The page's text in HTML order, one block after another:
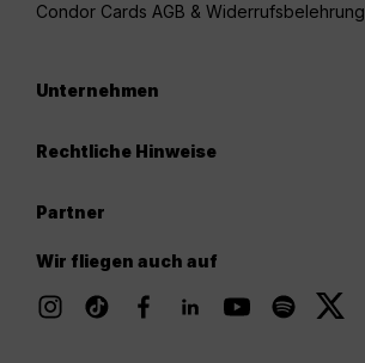
Condor Cards AGB & Widerrufsbelehrung
Unternehmen
Rechtliche Hinweise
Partner
Wir fliegen auch auf